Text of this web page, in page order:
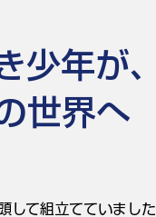
少年が、
世界へ
して組立てていまし